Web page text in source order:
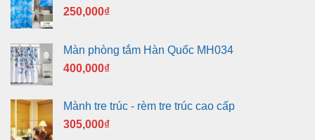
250,000₫
Màn phòng tắm Hàn Quốc MH034
400,000₫
Mành tre trúc - rèm tre trúc cao cấp
305,000₫